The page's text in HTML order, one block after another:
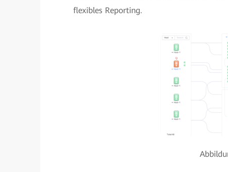
flexibles Reporting.